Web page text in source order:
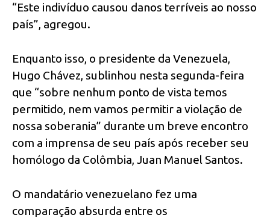
“Este indivíduo causou danos terríveis ao nosso
país”, agregou.
Enquanto isso, o presidente da Venezuela,
Hugo Chávez, sublinhou nesta segunda-feira
que “sobre nenhum ponto de vista temos
permitido, nem vamos permitir a violação de
nossa soberania” durante um breve encontro
com a imprensa de seu país após receber seu
homólogo da Colômbia, Juan Manuel Santos.
O mandatário venezuelano fez uma
comparação absurda entre os